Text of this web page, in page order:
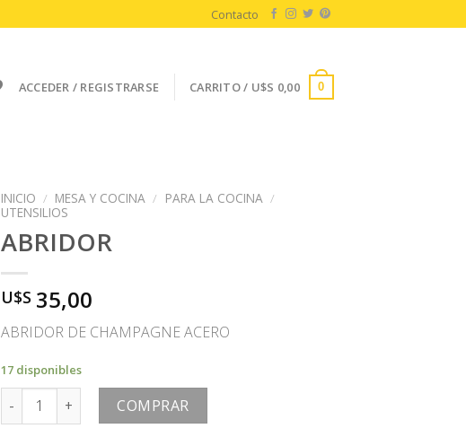
Contacto
ACCEDER / REGISTRARSE CARRITO / U$S 0,00 0
INICIO / MESA Y COCINA / PARA LA COCINA /
UTENSILIOS
ABRIDOR
U$S 35,00
ABRIDOR DE CHAMPAGNE ACERO
17 disponibles
ABRIDOR cantidad COMPRAR